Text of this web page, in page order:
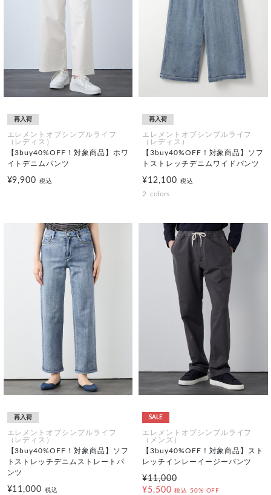
再入荷
エレメントオブシンプルライフ
（レディス）
【3buy40%OFF！対象商品】ホワ
イトデニムパンツ
¥9,900税込
再入荷
エレメントオブシンプルライフ
（レディス）
【3buy40%OFF！対象商品】ソフ
トストレッチデニムワイドパンツ
¥12,100 税込
2 colors
再入荷
エレメントオブシンプルライフ
（レディス）
【3buy40%OFF！対象商品】ソフ
トストレッチデニムストレートパ
ンツ
¥11,000税込
SALE
エレメントオブシンプルライフ
（メンズ）
【3buy40%OFF！対象商品】スト
レッチインレーイージーパンツ
¥11,000
¥5,500 税込 50% OFF